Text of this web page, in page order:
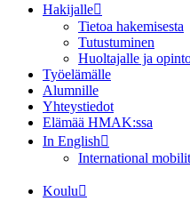
Hakijalle
Tietoa hakemisesta
Tutustuminen
Huoltajalle ja
Työelämälle
Alumnille
Yhteystiedot
Elämää HMAK:ssa
In English
International
Koulu